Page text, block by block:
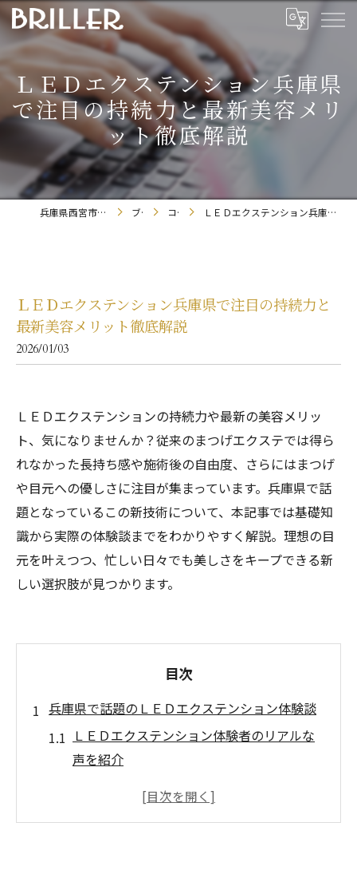
ＬＥＤエクステンション兵庫県
で注目の持続力と最新美容メリ
ット徹底解説
兵庫県西宮市のまつエクならBRILLER ブログ コラム ＬＥＤエクステンション兵庫県で注目の持続力と最新美容メリット徹底解説
ＬＥＤエクステンション兵庫県で注目の持続力と
最新美容メリット徹底解説
2026/01/03
ＬＥＤエクステンションの持続力や最新の美容メリッ
ト、気になりませんか？従来のまつげエクステでは得ら
れなかった長持ち感や施術後の自由度、さらにはまつげ
や目元への優しさに注目が集まっています。兵庫県で話
題となっているこの新技術について、本記事では基礎知
識から実際の体験談までをわかりやすく解説。理想の目
元を叶えつつ、忙しい日々でも美しさをキープできる新
しい選択肢が見つかります。
目次
兵庫県で話題のＬＥＤエクステンション体験談
ＬＥＤエクステンション体験者のリアルな
声を紹介
兵庫県で話題の持続力に満足した理由とは